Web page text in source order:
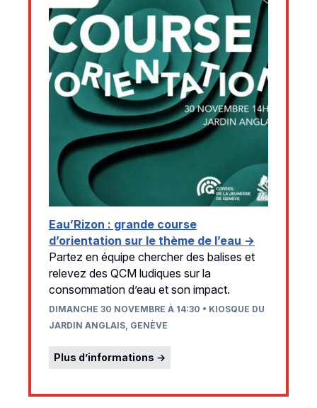
Eau’Rizon : grande course
d’orientation sur le thème de l’eau →
Partez en équipe chercher des balises et
relevez des QCM ludiques sur la
consommation d’eau et son impact.
DIMANCHE 30 NOVEMBRE À 14:30 • KIOSQUE DU
JARDIN ANGLAIS, GENÈVE
Plus d’informations →